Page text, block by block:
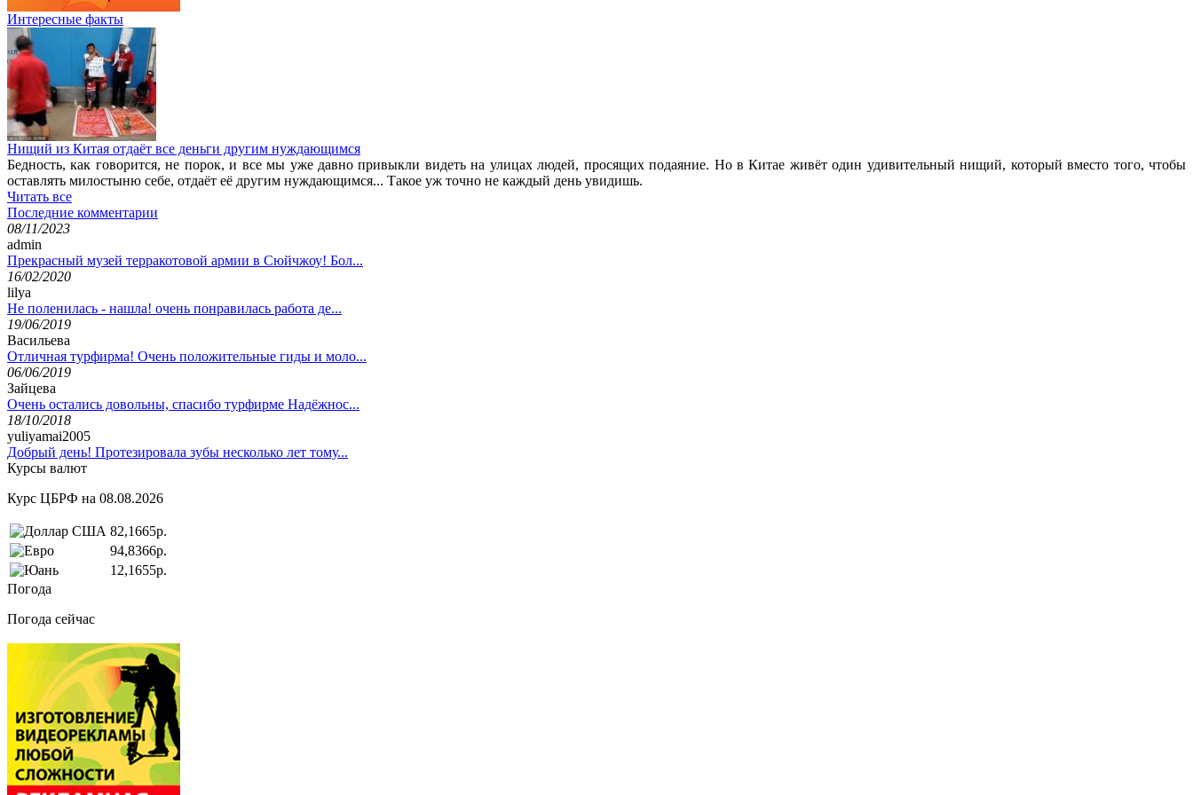
Интересные факты
Нищий из Китая отдаёт все деньги другим нуждающимся
Бедность, как говорится, не порок, и все мы уже давно привыкли видеть на улицах людей, просящих подаяние. Но в Китае живёт один удивительный нищий, который вместо того, чтобы
оставлять милостыню себе, отдаёт её другим нуждающимся... Такое уж точно не каждый день увидишь.
Читать все
Последние комментарии
08/11/2023
admin
Прекрасный музей терракотовой армии в Сюйчжоу! Бол...
16/02/2020
lilya
Не поленилась - нашла! очень понравилась работа де...
19/06/2019
Васильева
Отличная турфирма! Очень положительные гиды и моло...
06/06/2019
Зайцева
Очень остались довольны, спасибо турфирме Надёжнос...
18/10/2018
yuliyamai2005
Добрый день! Протезировала зубы несколько лет тому...
Курсы валют
Курс ЦБРФ на 08.08.2026
82,1665р.
94,8366р.
12,1655р.
Погода
Погода сейчас